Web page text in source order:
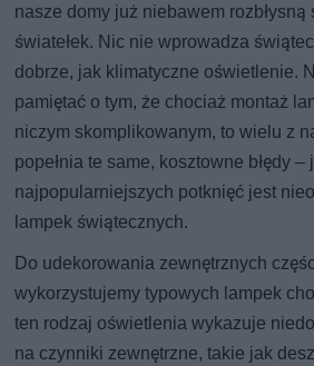
nasze domy już niebawem
światełek. Nic nie wprowadza
dobrze, jak klimatyczne oświetlenie.
pamiętać o tym, że chociaż montaż
niczym skomplikowanym, to wielu z
popełnia te same, kosztowne błędy –
najpopularniejszych potknięć jest
lampek świątecznych.
Do udekorowania zewnętrznych
wykorzystujemy typowych lampek
ten rodzaj oświetlenia wykazuje
na czynniki zewnętrzne, takie jak